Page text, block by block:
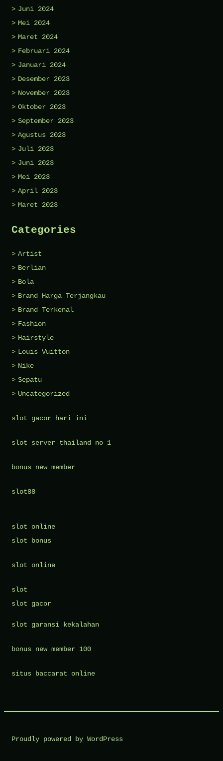
Juni 2024
Mei 2024
Maret 2024
Februari 2024
Januari 2024
Desember 2023
November 2023
Oktober 2023
September 2023
Agustus 2023
Juli 2023
Juni 2023
Mei 2023
April 2023
Maret 2023
Categories
Artist
Berlian
Bola
Brand Harga Terjangkau
Brand Terkenal
Fashion
Hairstyle
Louis Vuitton
Nike
Sepatu
Uncategorized
slot gacor hari ini
slot server thailand no 1
bonus new member
slot88
slot online
slot bonus
slot online
slot
slot gacor
slot garansi kekalahan
bonus new member 100
situs baccarat online
Proudly powered by WordPress